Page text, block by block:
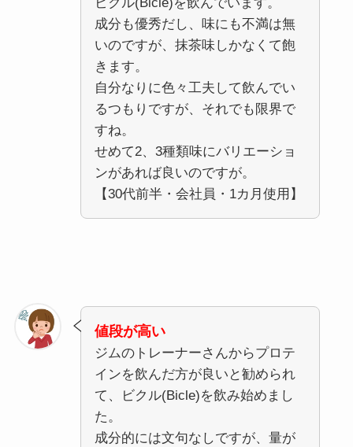
成分も優秀だし、味にも不満は無
いのですが、抹茶味しかなくて飽
きます。
自分なりに色々工夫して飲んでい
るつもりですが、それでも限界で
すね。
せめて2、3種類味にバリエーショ
ンがあれば良いのですが。
【30代前半・会社員・1カ月使用】
値段が高い
ジムのトレーナーさんからプロテ
インを飲んだ方が良いと勧められ
て、ビクル(Bicle)を飲み始めまし
た。
成分的には文句なしですが、量が